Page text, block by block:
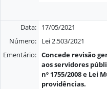
Data:
17/05/2021
Número:
Lei 2.503/2021
Ementário: Concede revisão
aos servidores
nº 1755/2008 e Lei
providências.